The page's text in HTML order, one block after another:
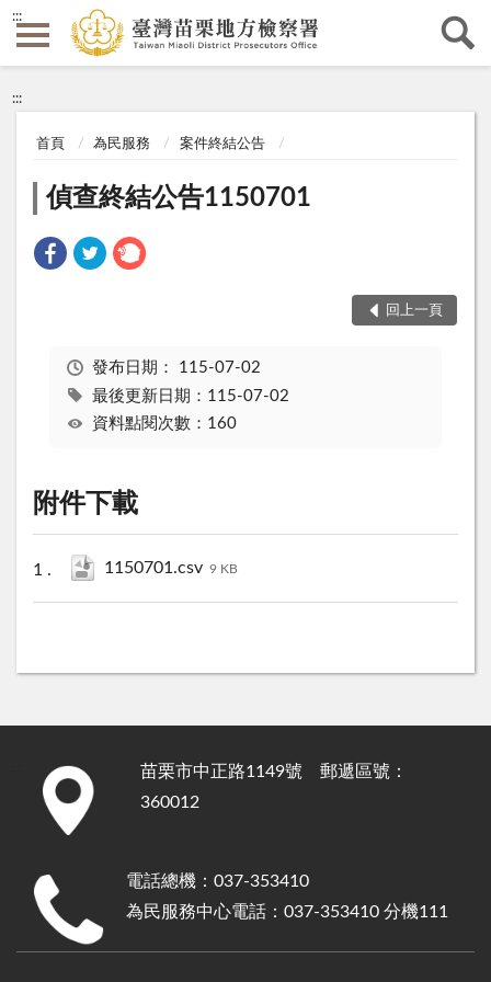
:::
:::
首頁 為民服務 案件終結公告
偵查終結公告1150701
回上一頁
發布日期： 115-07-02
最後更新日期：115-07-02
資料點閱次數：160
附件下載
1150701.csv 9 KB
苗栗市中正路1149號 郵遞區號：
360012
電話總機：037-353410
為民服務中心電話：037-353410 分機111